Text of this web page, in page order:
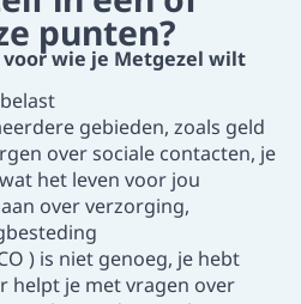
punten?
wie je Metgezel wilt
gebieden, zoals geld
over sociale contacten, je
het leven voor jou
over verzorging,
) is niet genoeg, je hebt
helpt je met vragen over